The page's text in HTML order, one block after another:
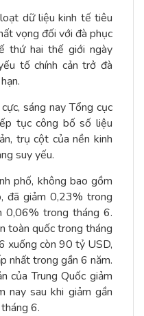
dữ liệu kinh tế tiêu
vọng đối với đà phục
thứ hai thế giới ngày
tố chính cản trở đà
sáng nay Tổng cục
tục công bố số liệu
trụ cột của nền kinh
suy yếu.
phố, không bao gồm
đã giảm 0,23% trong
0,06% trong tháng 6.
toàn quốc trong tháng
xuống còn 90 tỷ USD,
nhất trong gần 6 năm.
của Trung Quốc giảm
nay sau khi giảm gần
6.